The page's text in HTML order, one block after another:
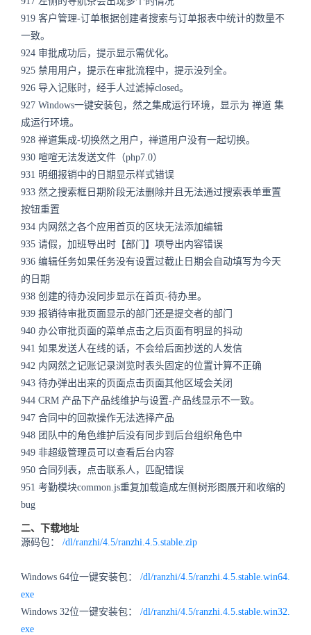
919 客户管理-订单根据创建者搜索与订单报表中统计的数量不
一致。
924 审批成功后，提示显示需优化。
925 禁用用户，提示在审批流程中，提示没列全。
926 导入记账时，经手人过滤掉closed。
927 Windows一键安装包，然之集成运行环境，显示为 禅道 集
成运行环境。
928 禅道集成-切换然之用户，禅道用户没有一起切换。
930 喧喧无法发送文件（php7.0）
931 明细报销中的日期显示样式错误
933 然之搜索框日期阶段无法删除并且无法通过搜索表单重置
按钮重置
934 内网然之各个应用首页的区块无法添加编辑
935 请假，加班导出时【部门】项导出内容错误
936 编辑任务如果任务没有设置过截止日期会自动填写为今天
的日期
938 创建的待办没同步显示在首页-待办里。
939 报销待审批页面显示的部门还是提交者的部门
940 办公审批页面的菜单点击之后页面有明显的抖动
941 如果发送人在线的话，不会给后面抄送的人发信
942 内网然之记账记录浏览时表头固定的位置计算不正确
943 待办弹出出来的页面点击页面其他区域会关闭
944 CRM 产品下产品线维护与设置-产品线显示不一致。
947 合同中的回款操作无法选择产品
948 团队中的角色维护后没有同步到后台组织角色中
949 非超级管理员可以查看后台内容
950 合同列表，点击联系人，匹配错误
951 考勤模块common.js重复加载造成左侧树形图展开和收缩的
bug
二、下载地址
源码包：
/dl/ranzhi/4.5/ranzhi.4.5.stable.zip
Windows 64位一键安装包：
/dl/ranzhi/4.5/ranzhi.4.5.stable.win64.
exe
Windows 32位一键安装包：
/dl/ranzhi/4.5/ranzhi.4.5.stable.win32.
exe